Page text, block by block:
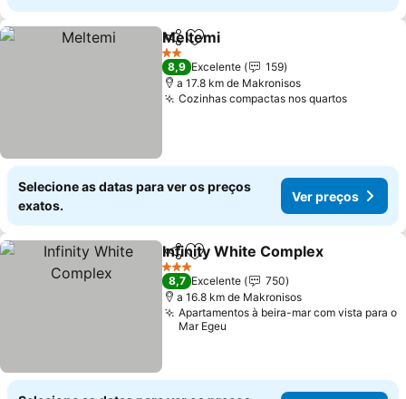
PartilharAdicionar aos favoritos
Meltemi
2 Estrelas
8,9 Excelente
159
a 17.8 km de Makronisos
Cozinhas compactas nos quartos
Selecione as datas para ver os preços
exatos.
Ver preços
PartilharAdicionar aos favoritos
Infinity White Complex
3 Estrelas
8,7 Excelente
750
a 16.8 km de Makronisos
Apartamentos à beira-mar com vista para o
Mar Egeu